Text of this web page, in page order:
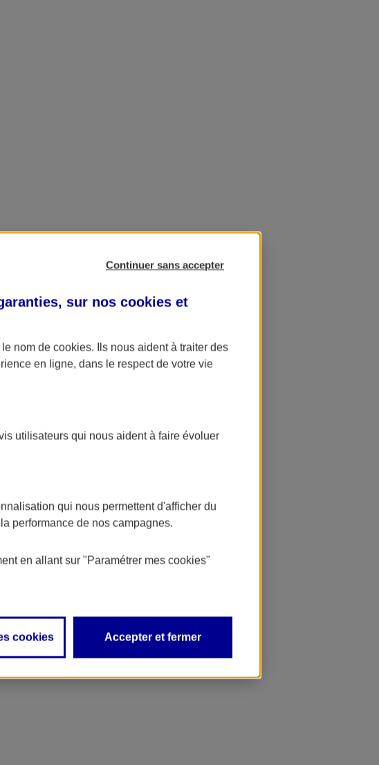
Continuer sans accepter
sur nos cookies et
nom de cookies. Ils nous aident à traiter des
en ligne, dans le respect de votre vie
utilisateurs qui nous aident à faire évoluer
qui nous permettent d'afficher du
performance de nos campagnes.
en allant sur "Paramétrer mes cookies"
cookies Accepter et fermer